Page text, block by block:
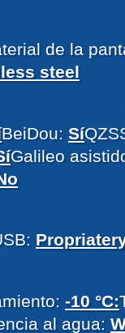
de la
steel
BeiDou: Sí
Galileo
-10 °C:
al agua: